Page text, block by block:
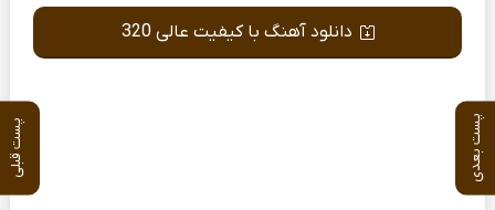
پست بعدی پست قبلی
دانلود آهنگ با کیفیت عالی 320